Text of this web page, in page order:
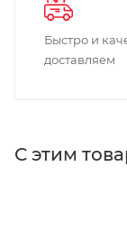
Быстро и
доставляем
С этим